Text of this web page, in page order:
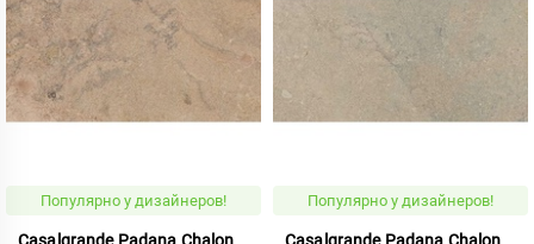
Популярно у дизайнеров! Популярно у дизайнеров!